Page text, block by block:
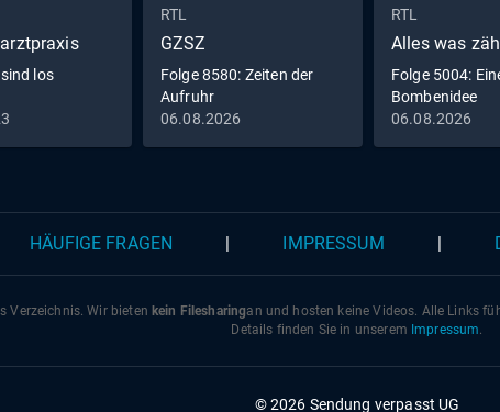
stecke dahinter, doch der weist Tanjas
Tatsächlich hat Fabien seiner Oma erzählt,
Schule kommt. Entschuldigend sucht Tanja
ihre Zärtlichkeiten nicht erwidert, zweifelt
Attraktivität.
los
RTL
GZSZ
Folge 8580: Zeiten der
Aufruhr
06.08.2026
RTL
Alles was
Folge 5004:
Bombenidee
06.08.2026
HÄUFIGE FRAGEN IMPRESSUM
Verzeichnis. Wir bieten kein Filesharingan und hosten keine Videos. Alle Links
Details finden Sie in unserem Impressum.
© 2026 Sendung verpasst UG